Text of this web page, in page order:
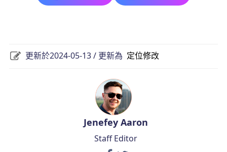
更新於2024-05-13 / 更新為 定位修改
Jenefey Aaron
Staff Editor